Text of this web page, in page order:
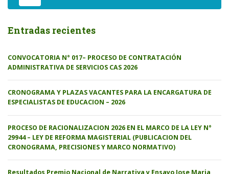
Entradas recientes
CONVOCATORIA N° 017– PROCESO DE CONTRATACIÓN
ADMINISTRATIVA DE SERVICIOS CAS 2026
CRONOGRAMA Y PLAZAS VACANTES PARA LA ENCARGATURA DE
ESPECIALISTAS DE EDUCACION – 2026
PROCESO DE RACIONALIZACION 2026 EN EL MARCO DE LA LEY N°
29944 – LEY DE REFORMA MAGISTERIAL (PUBLICACION DEL
CRONOGRAMA, PRECISIONES Y MARCO NORMATIVO)
Resultados Premio Nacional de Narrativa y Ensayo Jose Maria